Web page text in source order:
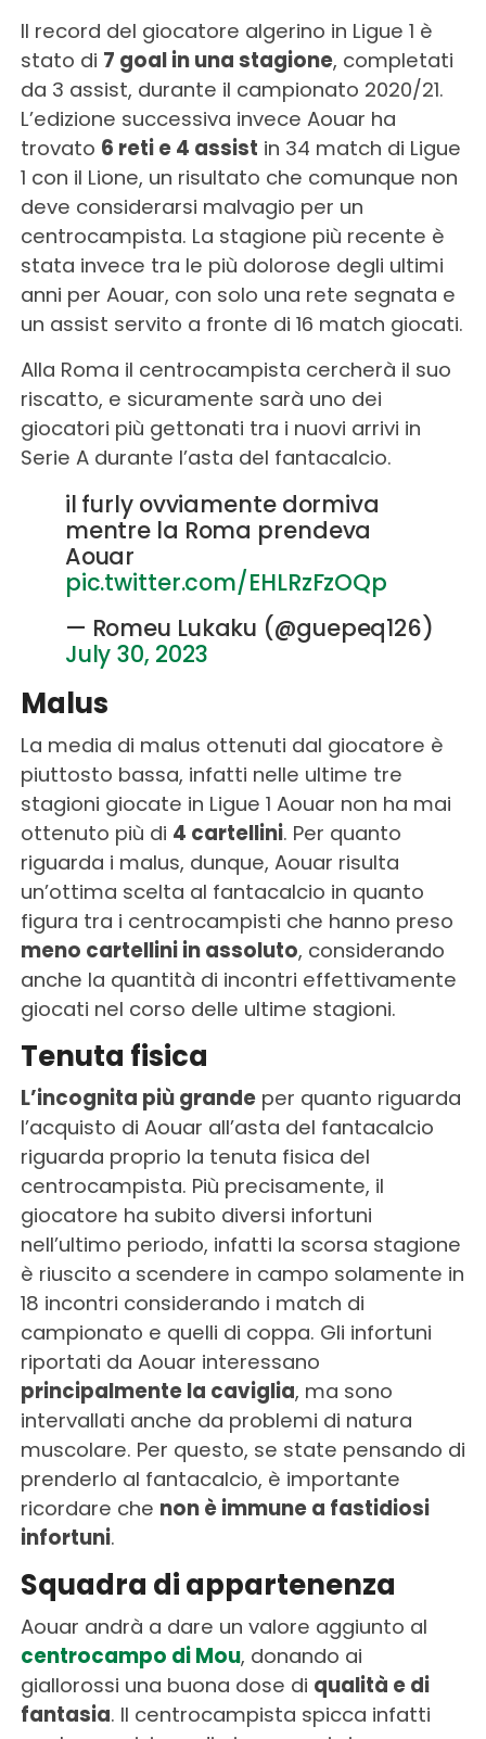
Il record del giocatore algerino in Ligue 1 è
stato di 7 goal in una stagione, completati
da 3 assist, durante il campionato 2020/21.
L’edizione successiva invece Aouar ha
trovato 6 reti e 4 assist in 34 match di Ligue
1 con il Lione, un risultato che comunque non
deve considerarsi malvagio per un
centrocampista. La stagione più recente è
stata invece tra le più dolorose degli ultimi
anni per Aouar, con solo una rete segnata e
un assist servito a fronte di 16 match giocati.
Alla Roma il centrocampista cercherà il suo
riscatto, e sicuramente sarà uno dei
giocatori più gettonati tra i nuovi arrivi in
Serie A durante l’asta del fantacalcio.
il furly ovviamente dormiva
mentre la Roma prendeva
Aouar
pic.twitter.com/EHLRzFzOQp
— Romeu Lukaku (@guepeq126)
July 30, 2023
Malus
La media di malus ottenuti dal giocatore è
piuttosto bassa, infatti nelle ultime tre
stagioni giocate in Ligue 1 Aouar non ha mai
ottenuto più di 4 cartellini. Per quanto
riguarda i malus, dunque, Aouar risulta
un’ottima scelta al fantacalcio in quanto
figura tra i centrocampisti che hanno preso
meno cartellini in assoluto, considerando
anche la quantità di incontri effettivamente
giocati nel corso delle ultime stagioni.
Tenuta fisica
L’incognita più grandeper quanto riguarda
l’acquisto di Aouar all’asta del fantacalcio
riguarda proprio la tenuta fisica del
centrocampista. Più precisamente, il
giocatore ha subito diversi infortuni
nell’ultimo periodo, infatti la scorsa stagione
è riuscito a scendere in campo solamente in
18 incontri considerando i match di
campionato e quelli di coppa. Gli infortuni
riportati da Aouar interessano
principalmente la caviglia, ma sono
intervallati anche da problemi di natura
muscolare. Per questo, se state pensando di
prenderlo al fantacalcio, è importante
ricordare che non è immune a fastidiosi
infortuni.
Squadra di appartenenza
Aouar andrà a dare un valore aggiunto al
centrocampo di Mou, donando ai
giallorossi una buona dose di qualità e di
fantasia. Il centrocampista spicca infatti